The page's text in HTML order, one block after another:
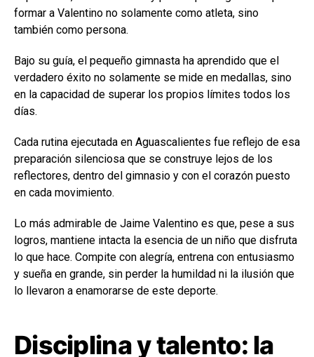
formar a Valentino no solamente como atleta, sino
también como persona.
Bajo su guía, el pequeño gimnasta ha aprendido que el
verdadero éxito no solamente se mide en medallas, sino
en la capacidad de superar los propios límites todos los
días.
Cada rutina ejecutada en Aguascalientes fue reflejo de esa
preparación silenciosa que se construye lejos de los
reflectores, dentro del gimnasio y con el corazón puesto
en cada movimiento.
Lo más admirable de Jaime Valentino es que, pese a sus
logros, mantiene intacta la esencia de un niño que disfruta
lo que hace. Compite con alegría, entrena con entusiasmo
y sueña en grande, sin perder la humildad ni la ilusión que
lo llevaron a enamorarse de este deporte.
Disciplina y talento: la